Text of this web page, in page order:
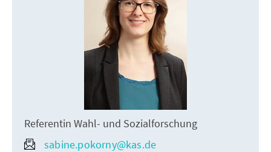
Referentin Wahl- und Sozialforschung
sabine.pokorny@kas.de